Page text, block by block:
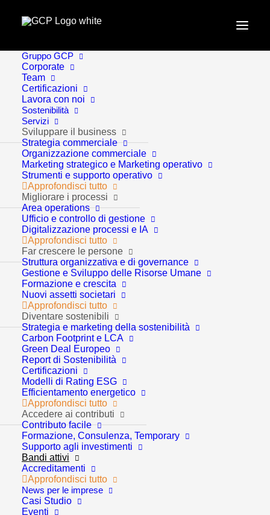
Gruppo GCP
Corporate
Team
Certificazioni
Lavora con noi
Sostenibilità
Servizi
Sviluppare il business
Strategia commerciale
Organizzazione commerciale
Marketing strategico e Marketing operativo
Strumenti e supporto operativo
Approfondisci tutto
Migliorare i processi
Area operations
Ufficio e controllo di gestione
Digitalizzazione processi e IA
Approfondisci tutto
Far crescere le persone
Struttura organizzativa e di governance
Gestione e Sviluppo delle Risorse Umane
Formazione e crescita
Nuovi assetti societari
Approfondisci tutto
Diventare sostenibili
Strategia e marketing della sostenibilità
Carbon Footprint e LCA
Green Deal Europeo
Report di Sostenibilità
Certificazioni
Modelli di Rating ESG
Efficientamento energetico
Approfondisci tutto
Accedere ai contributi
Contributo facile
Formazione, Consulenza, Temporary
Supporto agli investimenti
Bandi attivi
Accreditamenti
Approfondisci tutto
News per le imprese
Casi Studio
Eventi
Home
Contributi aperti
VENDERE ALL’ESTERO: disponibili nuovi contributi
per le imprese vicentine
Contributi aperti
VENDERE
ALL’ESTERO:
disponibili nuovi
contributi per le imprese
vicentine
Data di scadenza adesioni:
06/05/2025